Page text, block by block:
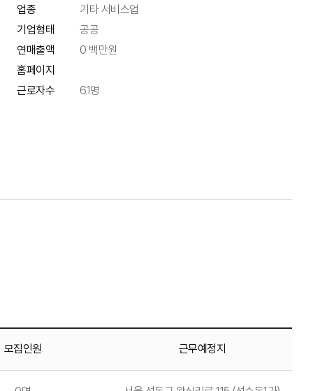
업종
기타 서비스업
기업형태
공공
연매출액
0 백만원
홈페이지
근로자수
61명
모집인원 근무예정지